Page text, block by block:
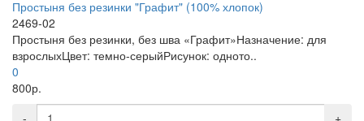
Простыня без резинки "Графит" (100% хлопок)
2469-02
Простыня без резинки, без шва «Графит»Назначение: для
взрослыхЦвет: темно-серыйРисунок: одното..
0
800р.
-
+